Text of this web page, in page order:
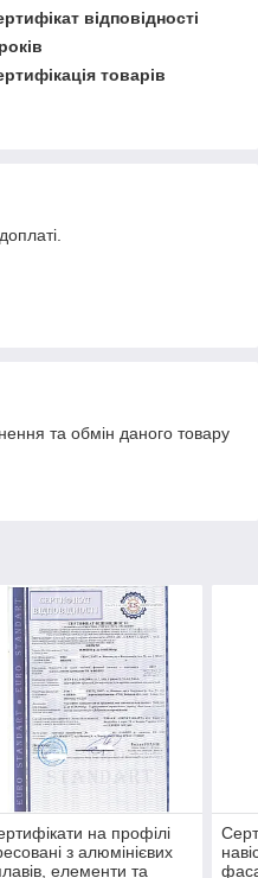
відповідності
товарів
та обмін даного товару
на профілі
з алюмінієвих
елементи та